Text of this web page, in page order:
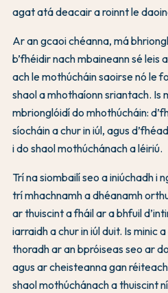
agat atá deacair a roinnt le
Ar an gcaoi chéanna, má
b’fhéidir nach mbaineann sé leis
ach le mothúcháin saoirse nó le
shaol a mhothaíonn sriantach. Is
mbrionglóidí do mhothúcháin:
síocháin a chur in iúl, agus
i do shaol mothúchánach a léiriú.
Trí na siombailí seo a iniúchadh i
trí mhachnamh a dhéanamh
ar thuiscint a fháil ar a bhfuil
iarraidh a chur in iúl duit. Is minic
thoradh ar an bpróiseas seo ar
agus ar cheisteanna gan
shaol mothúchánach a thuiscint